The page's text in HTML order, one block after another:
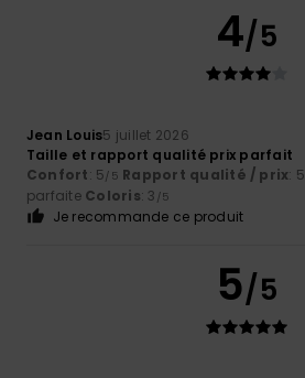
4/5
Jean Louis5 juillet 2026
Taille et rapport qualité prix parfait
Confort: 5/5 Rapport qualité / prix: 5
parfaite Coloris: 3 /5
Je recommande ce produit
5/5